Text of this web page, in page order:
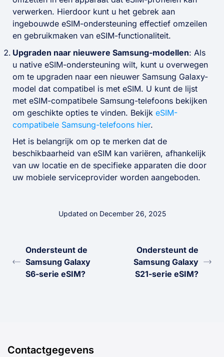
verwerken. Hierdoor kunt u het gebrek aan
ingebouwde eSIM-ondersteuning effectief omzeilen
en gebruikmaken van eSIM-functionaliteit.
Upgraden naar nieuwere Samsung-modellen: Als
u native eSIM-ondersteuning wilt, kunt u overwegen
om te upgraden naar een nieuwer Samsung Galaxy-
model dat compatibel is met eSIM. U kunt de lijst
met eSIM-compatibele Samsung-telefoons bekijken
om geschikte opties te vinden. Bekijk eSIM-
compatibele Samsung-telefoons hier.
Het is belangrijk om op te merken dat de
beschikbaarheid van eSIM kan variëren, afhankelijk
van uw locatie en de specifieke apparaten die door
uw mobiele serviceprovider worden aangeboden.
Updated on December 26, 2025
Ondersteunt de
Samsung Galaxy
S6-serie eSIM?
Ondersteunt de
Samsung Galaxy
S21-serie eSIM?
Contactgegevens